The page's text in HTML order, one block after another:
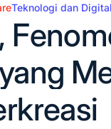
Teknologi dan Digital